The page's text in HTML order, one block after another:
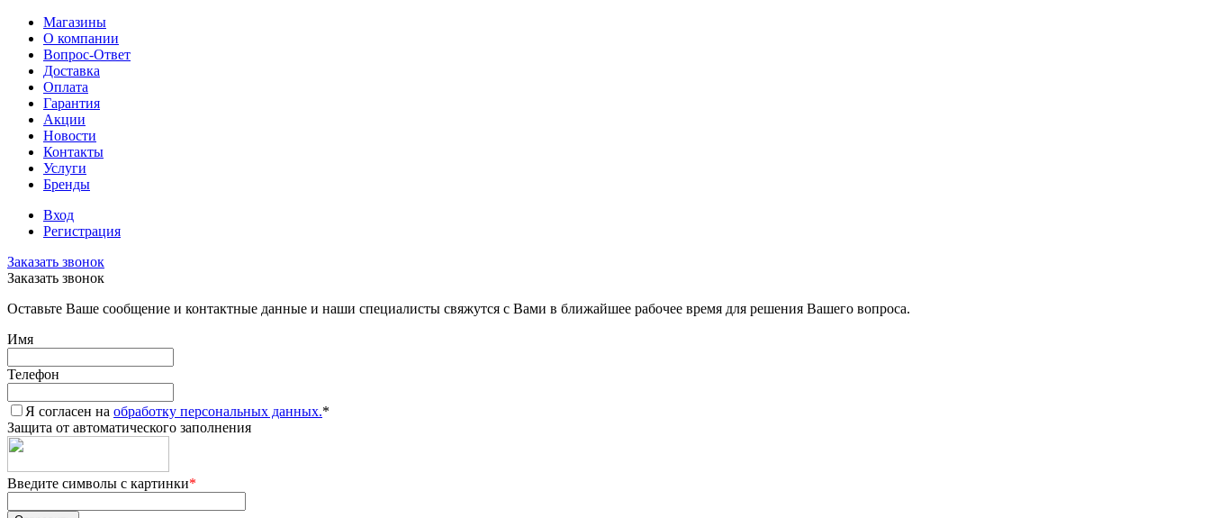
Магазины
О компании
Вопрос-Ответ
Доставка
Оплата
Гарантия
Акции
Новости
Контакты
Услуги
Бренды
Вход
Регистрация
Заказать звонок
Заказать звонок
Оставьте Ваше сообщение и контактные данные и наши специалисты свяжутся с Вами в ближайшее рабочее время для решения Вашего вопроса.
Имя
Телефон
Я согласен на обработку персональных данных.*
Защита от автоматического заполнения
Введите символы с картинки*